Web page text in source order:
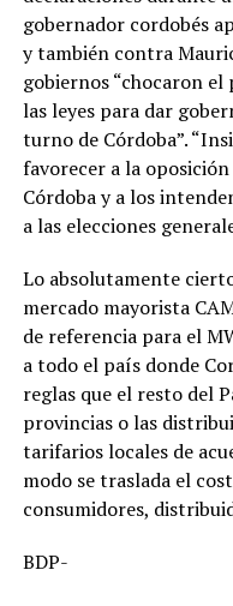
gobernador cordobés
y también contra
gobiernos “chocaron
las leyes para dar
turno de Córdoba”.
favorecer a la
Córdoba y a los
a las elecciones
Lo absolutamente
mercado mayorista
de referencia para el
a todo el país donde
reglas que el resto del
provincias o las
tarifarios locales de
modo se traslada el
consumidores,
BDP-